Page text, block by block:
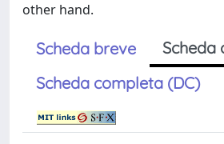
other hand.
Scheda breve
Scheda
Scheda completa (DC)